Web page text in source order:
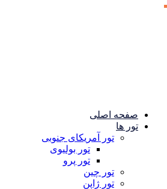
صفحه اصلی
تور ها
تور آمریکای جنوبی
تور بولیوی
تور پرو
تور چین
تور ژاپن